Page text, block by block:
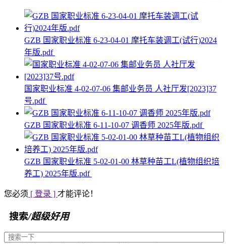
GZB 国家职业标准 6-23-04-01 摩托车装调工(试行)2024
年版.pdf
国家职业标准 4-02-07-06 集邮业务员 人社厅发[2023]37
号.pdf
GZB 国家职业标准 6-11-10-07 调香师 2025年版.pdf
GZB 国家职业标准 5-02-01-00 林草种苗工L(植物组织培
养工) 2025年版.pdf
您必须 [ 登录 ] 才能评论！
搜索/超级好用